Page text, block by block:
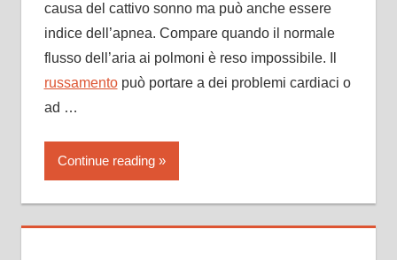
causa del cattivo sonno ma può anche essere
indice dell’apnea. Compare quando il normale
flusso dell’aria ai polmoni è reso impossibile. Il
russamentopuò portare a dei problemi cardiaci o
ad …
Continue reading